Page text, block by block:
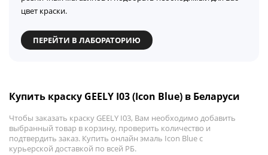
цвет краски.
ПЕРЕЙТИ В ЛАБОРАТОРИЮ
Купить краску GEELY I03 (Icon Blue) в Беларуси
Чтобы заказать краску GEELY I03, Вам необходимо добавить
выбранный товар в корзину, проверить количество и
подтвердить заказ. Купить онлайн эмаль Icon Blue с
курьерской доставкой по всей РБ.